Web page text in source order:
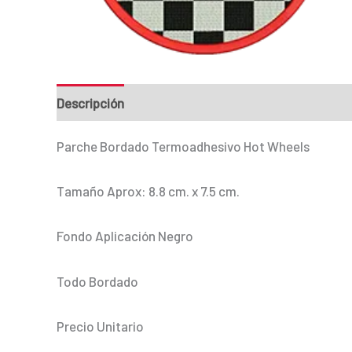
Descripción
Parche Bordado Termoadhesivo Hot Wheels
Tamaño Aprox: 8.8 cm. x 7.5 cm.
Fondo Aplicación Negro
Todo Bordado
Precio Unitario